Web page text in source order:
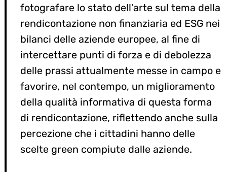
fotografare lo stato dell’arte sul tema della
rendicontazione non finanziaria ed ESG nei
bilanci delle aziende europee, al fine di
intercettare punti di forza e di debolezza
delle prassi attualmente messe in campo e
favorire, nel contempo, un miglioramento
della qualità informativa di questa forma
di rendicontazione, riflettendo anche sulla
percezione che i cittadini hanno delle
scelte green compiute dalle aziende.